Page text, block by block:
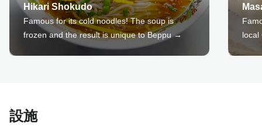
Hikari Shokudo
Famous for its cold noodles! The soup is
frozen and the result is unique to Beppu →
設施